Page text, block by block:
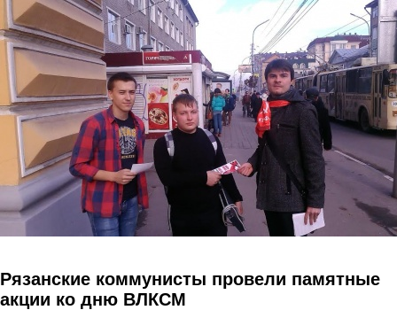
Перейти к основному содержанию
Рязанские коммунисты провели памятные
акции ко дню ВЛКСМ